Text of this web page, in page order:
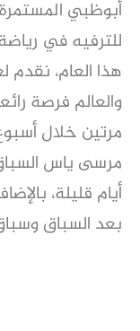
أبوظبي
للترفيه في
هذا العام،
والعالم فرصة
مرتين خلال
أيام قليلة،
بعد السباق وسباق